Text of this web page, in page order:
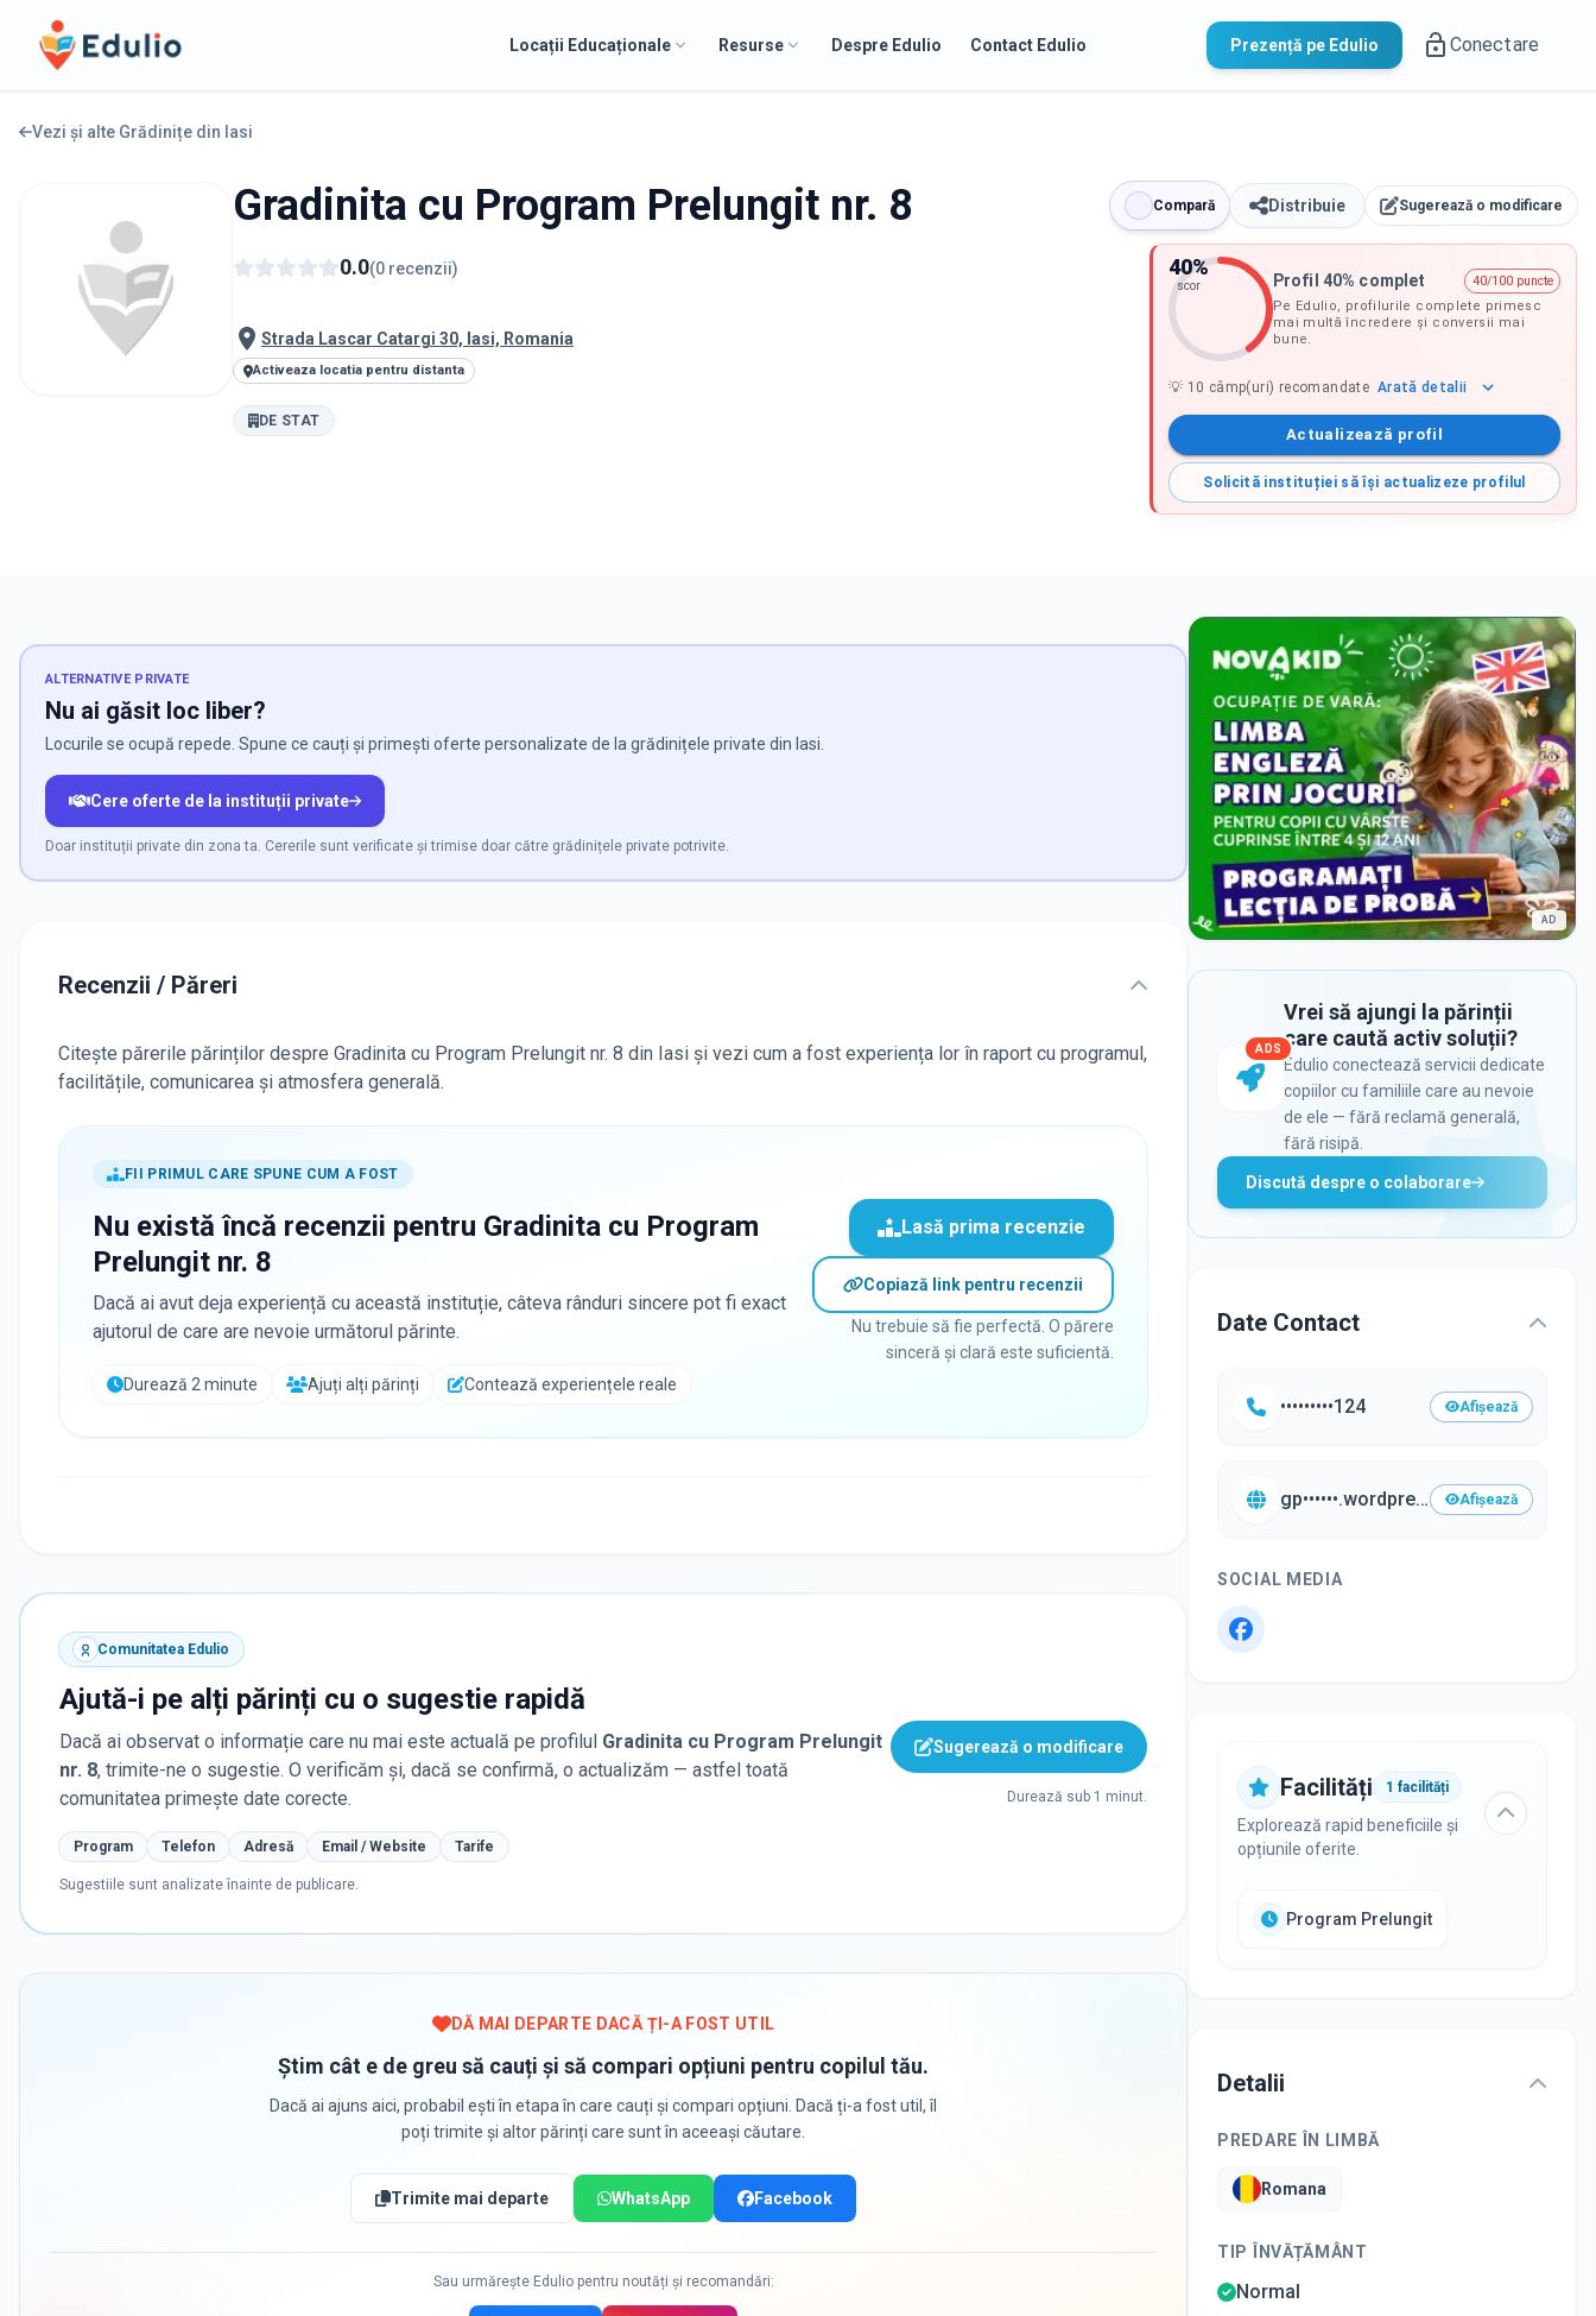
Edulio
Locații Educaționale Resurse Despre Edulio Contact Edulio Prezență pe Edulio Conectare
Vezi și alte Grădinițe din Iasi
Gradinita cu Program Prelungit nr. 8 Compară Distribuie Sugerează o modificare
0.0(0 recenzii)
Strada Lascar Catargi 30, Iasi, Romania
Activeaza locatia pentru distanta
DE STAT
40%
scor Profil 40% complet
40/100 puncte
Pe Edulio, profilurile complete primesc
mai multă încredere și conversii mai
bune.
💡 10 câmp(uri) recomandate Arată detalii
Actualizează profil
Solicită instituției să își actualizeze profilul
ALTERNATIVE PRIVATE
Nu ai găsit loc liber?
Locurile se ocupă repede. Spune ce cauți și primești oferte personalizate de la grădinițele private din Iasi.
Cere oferte de la instituții private
Doar instituții private din zona ta. Cererile sunt verificate și trimise doar către grădinițele private potrivite.
Recenzii / Păreri
Citește părerile părinților despre Gradinita cu Program Prelungit nr. 8 din Iasi și vezi cum a fost experiența lor în raport cu programul,
facilitățile, comunicarea și atmosfera generală.
FII PRIMUL CARE SPUNE CUM A FOST
Nu există încă recenzii pentru Gradinita cu Program
Prelungit nr. 8
Dacă ai avut deja experiență cu această instituție, câteva rânduri sincere pot fi exact
ajutorul de care are nevoie următorul părinte.
Durează 2 minute Ajuți alți părinți Contează experiențele reale
Lasă prima recenzie
Copiază link pentru recenzii
Nu trebuie să fie perfectă. O părere
sinceră și clară este suficientă.
Comunitatea Edulio
Ajută-i pe alți părinți cu o sugestie rapidă
Dacă ai observat o informație care nu mai este actuală pe profilul Gradinita cu Program Prelungit
nr. 8, trimite-ne o sugestie. O verificăm și, dacă se confirmă, o actualizăm — astfel toată
comunitatea primește date corecte.
Program Telefon Adresă Email / Website Tarife
Sugestiile sunt analizate înainte de publicare.
Sugerează o modificare
Durează sub 1 minut.
DĂ MAI DEPARTE DACĂ ȚI-A FOST UTIL
Știm cât e de greu să cauți și să compari opțiuni pentru copilul tău.
Dacă ai ajuns aici, probabil ești în etapa în care cauți și compari opțiuni. Dacă ți-a fost util, îl
poți trimite și altor părinți care sunt în aceeași căutare.
Trimite mai departe WhatsApp Facebook
Sau urmărește Edulio pentru noutăți și recomandări:
AD
ADS
Vrei să ajungi la părinții
care caută activ soluții?
Edulio conectează servicii dedicate
copiilor cu familiile care au nevoie
de ele — fără reclamă generală,
fără risipă.
Discută despre o colaborare
Date Contact
•••••••••124 Afișează
gp••••••.wordpress.com/•••
Afișează
SOCIAL MEDIA
Facilități 1 facilități
Explorează rapid beneficiile și
opțiunile oferite.
Program Prelungit
Detalii
PREDARE ÎN LIMBĂ
Romana
TIP ÎNVĂȚĂMÂNT
Normal